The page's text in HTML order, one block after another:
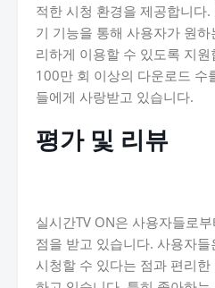
적한 시청 환경을 제공합니다
기 기능을 통해 사용자가 원
리하게 이용할 수 있도록 지
100만 회 이상의 다운로드 수
들에게 사랑받고 있습니다.
평가 및 리뷰
실시간TV ON은 사용자들로
점을 받고 있습니다. 사용자
시청할 수 있다는 점과 편리